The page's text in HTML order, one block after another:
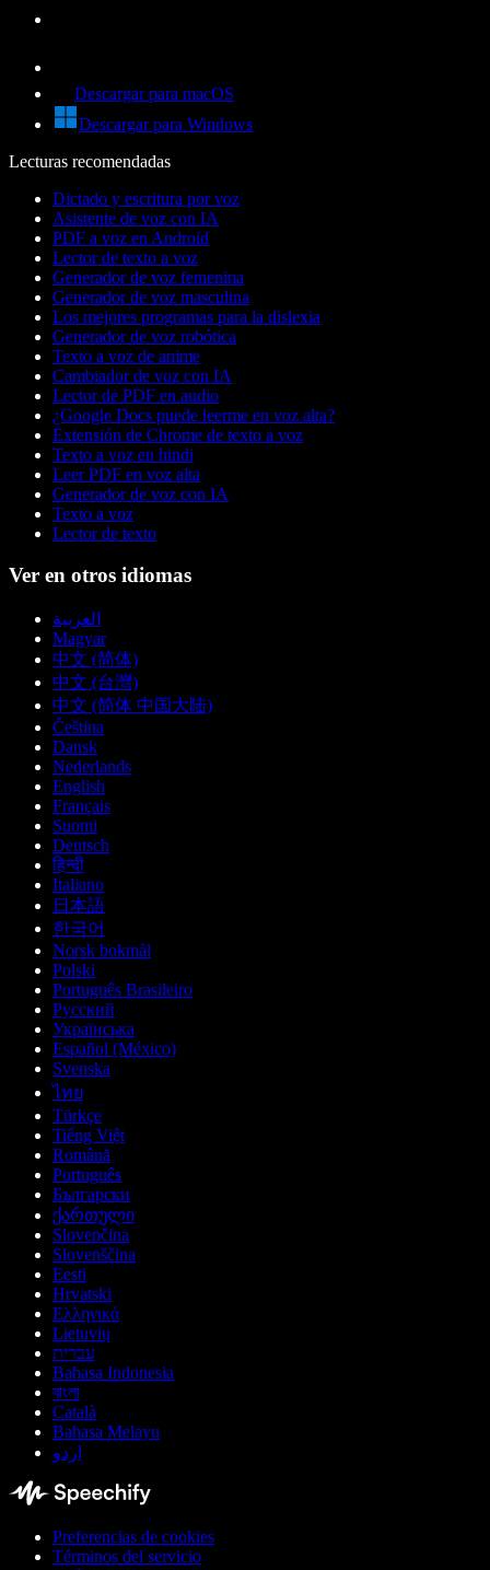
Descargar para macOS
Descargar para Windows
Lecturas recomendadas
Dictado y escritura por voz
Asistente de voz con IA
PDF a voz en Android
Lector de texto a voz
Generador de voz femenina
Generador de voz masculina
Los mejores programas para la dislexia
Generador de voz robótica
Texto a voz de anime
Cambiador de voz con IA
Lector de PDF en audio
¿Google Docs puede leerme en voz alta?
Extensión de Chrome de texto a voz
Texto a voz en hindi
Leer PDF en voz alta
Generador de voz con IA
Texto a voz
Lector de texto
Ver en otros idiomas
العربية
Magyar
中文 (简体)
中文 (台灣)
中文 (简体 中国大陆)
Čeština
Dansk
Nederlands
English
Français
Suomi
Deutsch
हिन्दी
Italiano
日本語
한국어
Norsk bokmål
Polski
Português Brasileiro
Русский
Українська
Español (México)
Svenska
ไทย
Türkçe
Tiếng Việt
Română
Português
Български
ქართული
Slovenčina
Slovenščina
Eesti
Hrvatski
Ελληνικά
Lietuvių
עברית
Bahasa Indonesia
বাংলা
Català
Bahasa Melayu
اردو
Preferencias de cookies
Términos del servicio